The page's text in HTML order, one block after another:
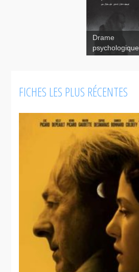
Maudite
Poutine
Drame
psychologique
FICHES LES PLUS RÉCENTES